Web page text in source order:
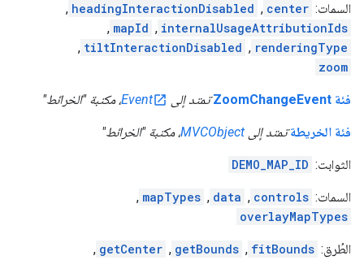
السمات: center
,
headingInteractionDisabled
,
internalUsageAttributionIds
,
mapId
,
renderingType
,
tiltInteractionDisabled
,
zoom
فئة ZoomChangeEvent تمتد إلى Event، مكتبة "الخرائط"
فئة الخريطة تمتد إلى MVCObject، مكتبة "الخرائط"
الثوابت: DEMO_MAP_ID
السمات: controls
,
data
,
mapTypes
,
overlayMapTypes
الطُرق: fitBounds
,
getBounds
,
getCenter
,